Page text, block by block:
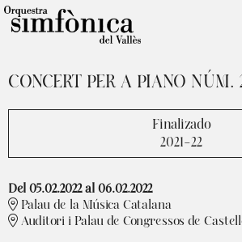
CONCERT PER A PIANO NÚM.
Finalizado
2021-22
Del 05.02.2022al 06.02.2022
Palau de la Música Catalana
Auditori i Palau de Congressos de